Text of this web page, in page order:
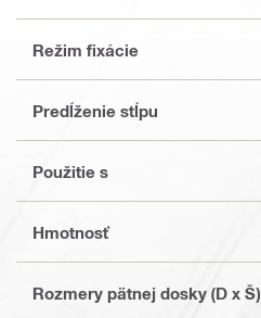
Režim fixácie
Predĺženie stĺpu
Použitie s
Hmotnosť
Rozmery pätnej dosky (D x Š)